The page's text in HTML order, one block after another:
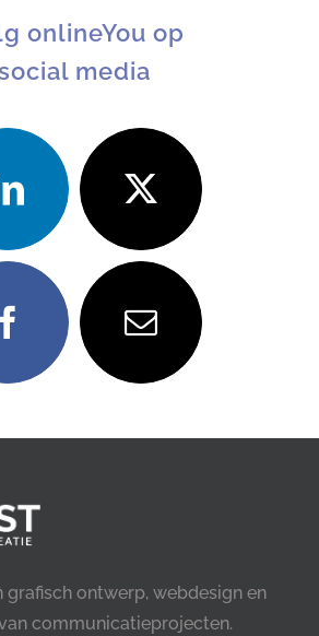
onlineYou op
social media
grafisch ontwerp, webdesign en
communicatieprojecten.